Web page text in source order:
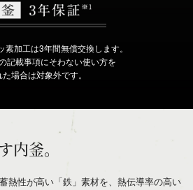
加工は3年間無償交換します。
記載事項にそわない使い方を
た場合は対象外です。
内釜。
熱性が高い「鉄」素材を、熱伝導率の高い